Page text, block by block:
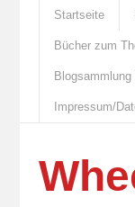
Startseite
Bücher zum
Impressum/